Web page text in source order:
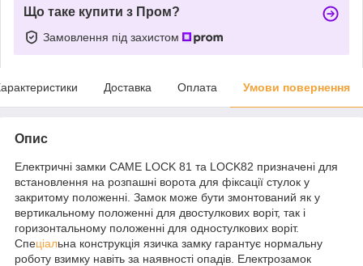
Що таке купити з Пром?
Замовлення під захистом
Доставка Оплата Умови повернення
Опис
Електричні замки CAME LOCK 81 та LOCK82 призначені для
встановлення на розпашні ворота для фіксації стулок у
закритому положенні. Замок може бути змонтований як у
вертикальному положенні для двостулкових воріт, так і
горизонтальному положенні для одностулкових воріт.
Спеціальна конструкція язичка замку гарантує нормальну
роботу взимку навіть за наявності опадів. Електрозамок